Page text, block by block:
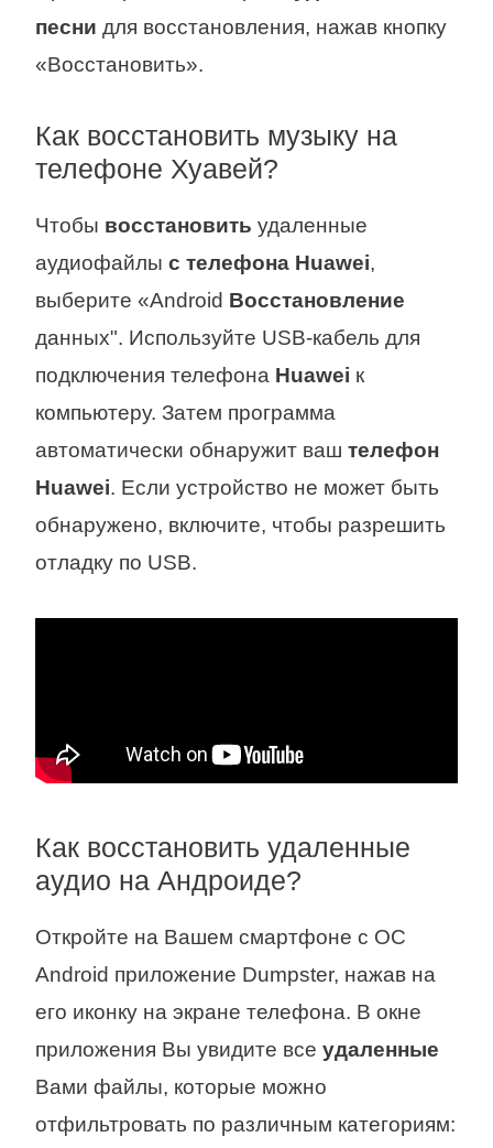
песни для восстановления, нажав кнопку
«Восстановить».
Как восстановить музыку на
телефоне Хуавей?
Чтобы восстановить удаленные
аудиофайлы с телефона Huawei,
выберите «Android Восстановление
данных". Используйте USB-кабель для
подключения телефона Huawei к
компьютеру. Затем программа
автоматически обнаружит ваш телефон
Huawei. Если устройство не может быть
обнаружено, включите, чтобы разрешить
отладку по USB.
Как восстановить удаленные
аудио на Андроиде?
Откройте на Вашем смартфоне с ОС
Android приложение Dumpster, нажав на
его иконку на экране телефона. В окне
приложения Вы увидите все удаленные
Вами файлы, которые можно
отфильтровать по различным категориям: